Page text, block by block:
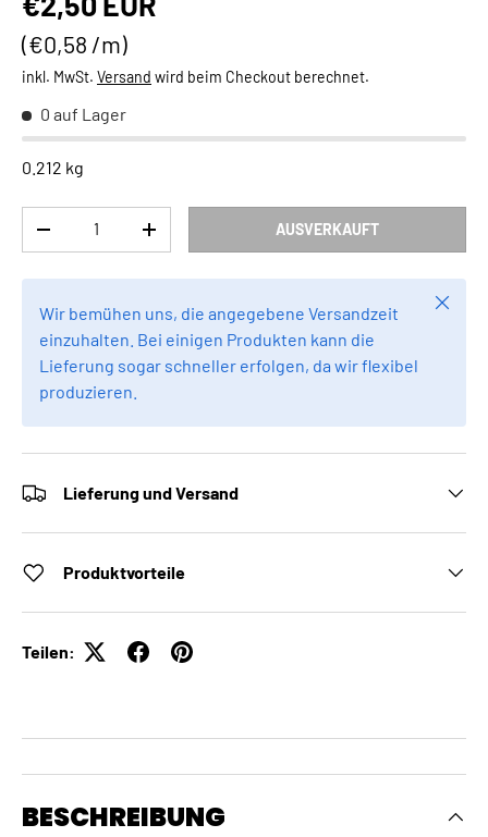
Grundpreis
€0,58 /m
inkl. MwSt. Versand wird beim Checkout berechnet.
0 auf Lager
0.212 kg
MENGE VERRINGERNMENGE ERHÖHEN AUSVERKAUFT
Wir bemühen uns, die angegebene Versandzeit
einzuhalten. Bei einigen Produkten kann die
Lieferung sogar schneller erfolgen, da wir flexibel
produzieren.
Lieferung und Versand
Produktvorteile
Teilen:
BESCHREIBUNG